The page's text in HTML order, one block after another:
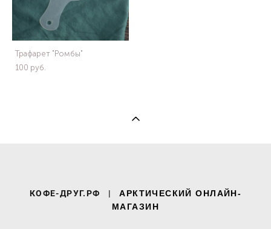
Трафарет "Ромбы"
100 pуб.
КОФЕ-ДРУГ.РФ |
АРКТИЧЕСКИЙ ОНЛАЙН-
МАГАЗИН